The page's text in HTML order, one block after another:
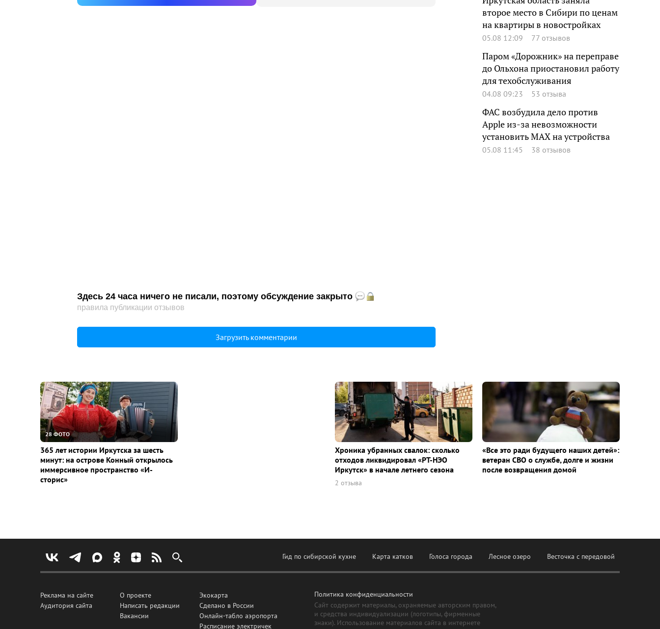
Здесь 24 часа ничего не писали, поэтому обсуждение закрыто
правила публикации отзывов
Загрузить комментарии
второе место в Сибири по ценам
на квартиры в новостройках
05.08 12:09 77 отзывов
Паром «Дорожник» на переправе
до Ольхона приостановил работу
для техобслуживания
04.08 09:23 53 отзыва
ФАС возбудила дело против
Apple из-за невозможности
установить MAX на устройства
05.08 11:45 38 отзывов
28 ФОТО
365 лет истории Иркутска за шесть
минут: на острове Конный открылось
иммерсивное пространство «И-
сторис»
Хроника убранных свалок: сколько
отходов ликвидировал «РТ-НЭО
Иркутск» в начале летнего сезона
2 отзыва
«Все это ради будущего наших детей»:
ветеран СВО о службе, долге и жизни
после возвращения домой
Гид по сибирской кухне Карта катков Голоса города Лесное озеро Весточка с передовой
Реклама на сайте
Аудитория сайта
О проекте
Написать редакции
Вакансии
Экокарта
Сделано в России
Онлайн-табло аэропорта
Расписание электричек
Политика конфиденциальности
Сайт содержит материалы, охраняемые авторским правом,
и средства индивидуализации (логотипы, фирменные
знаки). Использование материалов сайта в интернете